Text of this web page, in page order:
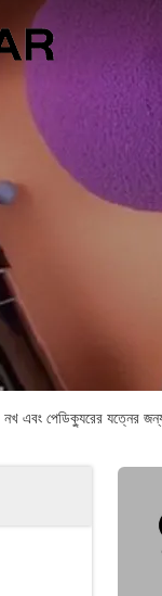
নখ এবং পেডিক্যুরের যত্নের